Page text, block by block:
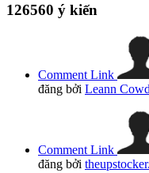
126560 ý kiến
Comment Link
đăng bởi Leann
Comment Link
đăng bởi